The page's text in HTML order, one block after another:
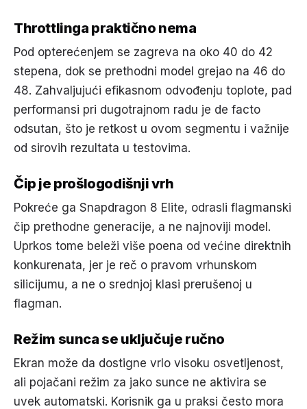
Throttlinga praktično nema
Pod opterećenjem se zagreva na oko 40 do 42
stepena, dok se prethodni model grejao na 46 do
48. Zahvaljujući efikasnom odvođenju toplote, pad
performansi pri dugotrajnom radu je de facto
odsutan, što je retkost u ovom segmentu i važnije
od sirovih rezultata u testovima.
Čip je prošlogodišnji vrh
Pokreće ga Snapdragon 8 Elite, odrasli flagmanski
čip prethodne generacije, a ne najnoviji model.
Uprkos tome beleži više poena od većine direktnih
konkurenata, jer je reč o pravom vrhunskom
silicijumu, a ne o srednjoj klasi prerušenoj u
flagman.
Režim sunca se uključuje ručno
Ekran može da dostigne vrlo visoku osvetljenost,
ali pojačani režim za jako sunce ne aktivira se
uvek automatski. Korisnik ga u praksi često mora